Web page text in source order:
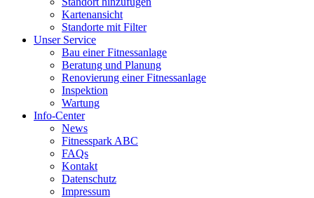
Kartenansicht
Standorte mit Filter
Unser Service
Bau einer Fitnessanlage
Beratung und Planung
Renovierung einer Fitnessanlage
Inspektion
Wartung
Info-Center
News
Fitnesspark ABC
FAQs
Kontakt
Datenschutz
Impressum